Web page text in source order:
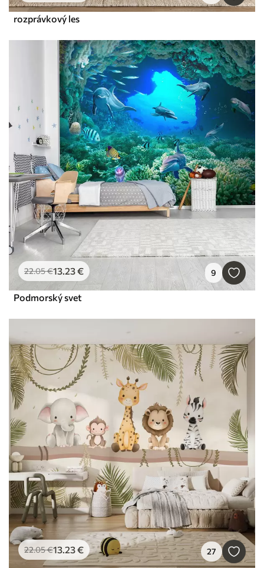
rozprávkový les
22.05€13.23€ 9
Podmorský svet
22.05€13.23€ 27